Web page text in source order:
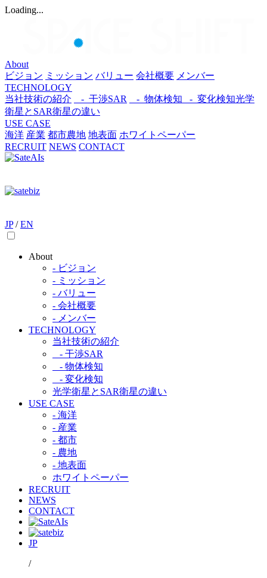
Loading...
About
ビジョン ミッション バリュー 会社概要 メンバー
TECHNOLOGY
当社技術の紹介
- 干渉SAR - 物体検知​ - 変化検知​光学
衛星とSAR衛星の違い
USE CASE
海洋 産業 都市​農地 地表面 ホワイトペーパー
RECRUIT NEWS CONTACT
JP / EN
About
- ビジョン
- ミッション
- バリュー
- 会社概要
- メンバー
TECHNOLOGY
当社技術の紹介​
- 干渉SAR​
- 物体検知​
- 変化検知​
光学衛星とSAR衛星の違い​
USE CASE
- 海洋
- 産業
- 都市​
- 農地
- 地表面
ホワイトペーパー
RECRUIT
NEWS
CONTACT
JP
/